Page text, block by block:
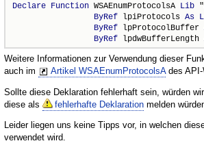
Declare Function WSAEnumProtocolsA Lib
ByRef lpiProtocols As
ByRef lpProtocolBuffer
ByRef lpdwBufferLength
Weitere Informationen zur Verwendung dieser
auch im
Artikel WSAEnumProtocolsAdes API-
Sollte diese Deklaration fehlerhaft sein, würden
diese als
fehlerhafte Deklaration melden
Leider liegen uns keine Tipps vor, in welchen
verwendet wird.